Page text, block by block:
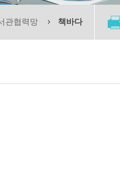
관협력망 책바다